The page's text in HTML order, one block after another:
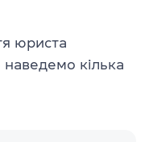
юриста
кілька